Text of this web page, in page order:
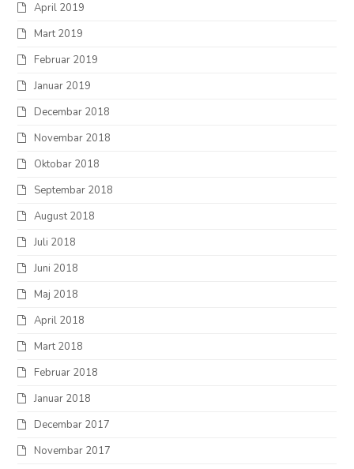
April 2019
Mart 2019
Februar 2019
Januar 2019
Decembar 2018
Novembar 2018
Oktobar 2018
Septembar 2018
August 2018
Juli 2018
Juni 2018
Maj 2018
April 2018
Mart 2018
Februar 2018
Januar 2018
Decembar 2017
Novembar 2017